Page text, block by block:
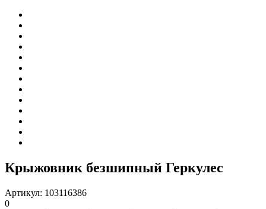
Крыжовник безшипный Геркулес
Артикул: 103116386
0